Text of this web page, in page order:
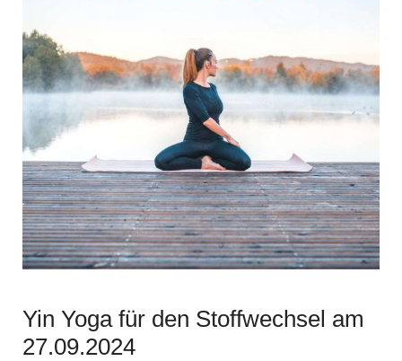
Yin Yoga für den Stoffwechsel am
27.09.2024